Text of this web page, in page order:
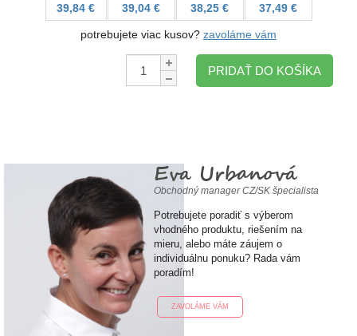
39,84 €
39,04 €
38,25 €
37,49 €
potrebujete viac kusov? zavoláme vám
Množstvo:
PRIDAŤ DO KOŠÍKA
Eva Urbanová
Obchodný manager CZ/SK špecialista
Potrebujete poradiť s výberom
vhodného produktu, riešením na
mieru, alebo máte záujem o
individuálnu ponuku? Rada vám
poradím!
ZAVOLÁME VÁM